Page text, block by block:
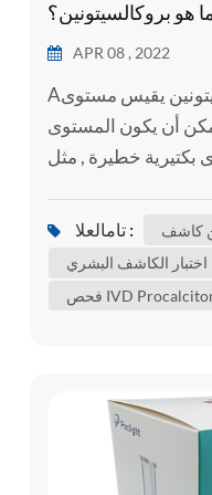
هو بروكالسيتونين؟
APR 08 , 2022
Aاختبار البروكالسيتونين يقيس مستوى
أن يكون المستوى
بكتيرية خطيرة , مثل
في منطقة واحدة
رد فعل مناعي شديد .
, ضيق التنفس ,
تامالعلا :